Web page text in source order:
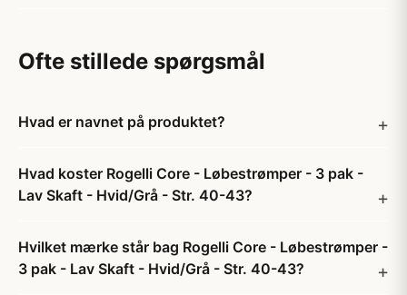
Ofte stillede spørgsmål
Hvad er navnet på produktet?
Hvad koster Rogelli Core - Løbestrømper - 3 pak -
Lav Skaft - Hvid/Grå - Str. 40-43?
Hvilket mærke står bag Rogelli Core - Løbestrømper -
3 pak - Lav Skaft - Hvid/Grå - Str. 40-43?